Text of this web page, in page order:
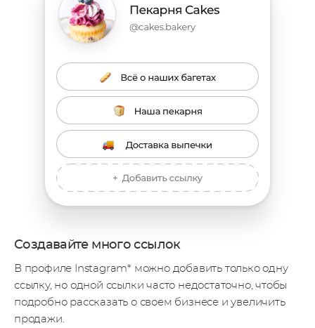
Создавайте много ссылок
В профиле Instagram* можно добавить только одну
ссылку, но одной ссылки часто недостаточно, чтобы
подробно рассказать о своем бизнесе и увеличить
продажи.